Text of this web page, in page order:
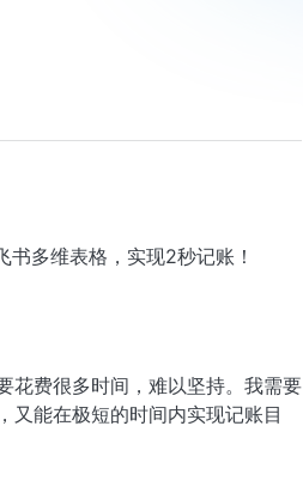
多维表格，实现2秒记账！
花费很多时间，难以坚持。我需要
又能在极短的时间内实现记账目